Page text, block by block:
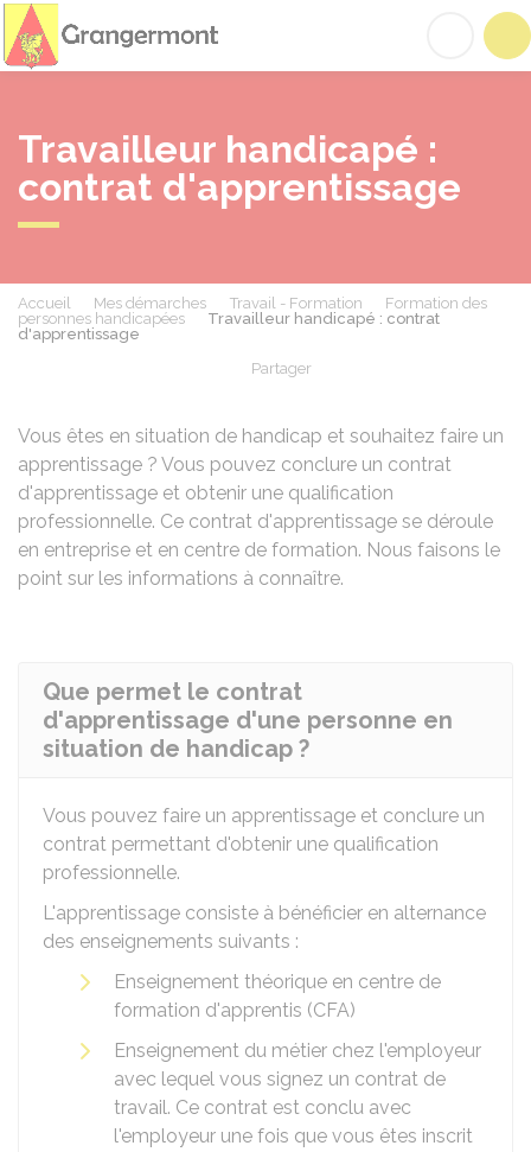
Travailleur handicapé :
contrat d'apprentissage
Accueil Mes démarches Travail - Formation
Formation des
personnes handicapées
Travailleur handicapé : contrat
d'apprentissage
Partager
Vous êtes en situation de handicap et souhaitez faire un
apprentissage ? Vous pouvez conclure un contrat
d'apprentissage et obtenir une qualification
professionnelle. Ce contrat d'apprentissage se déroule
en entreprise et en centre de formation. Nous faisons le
point sur les informations à connaître.
Que permet le contrat
d'apprentissage d'une personne en
situation de handicap ?
Vous pouvez faire un apprentissage et conclure un
contrat permettant d'obtenir une qualification
professionnelle.
L'apprentissage consiste à bénéficier en alternance
des enseignements suivants :
Enseignement théorique en centre de
formation d'apprentis (CFA)
Enseignement du métier chez l'employeur
avec lequel vous signez un contrat de
travail. Ce contrat est conclu avec
l'employeur une fois que vous êtes inscrit